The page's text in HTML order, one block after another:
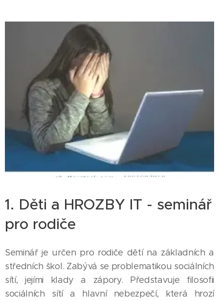
1. Děti a HROZBY IT - seminář
pro rodiče
Seminář je určen pro rodiče dětí na základních a
středních škol. Zabývá se problematikou sociálních
sítí, jejími klady a zápory. Představuje filosofii
sociálních sítí a hlavní nebezpečí, která hrozí